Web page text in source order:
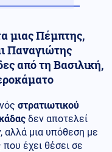
μιας Πέμπτης,
Παναγιώτης
από τη Βασιλική,
στρατιωτικού
δεν αποτελεί
αλλά μια υπόθεση με
έχει θέσει σε